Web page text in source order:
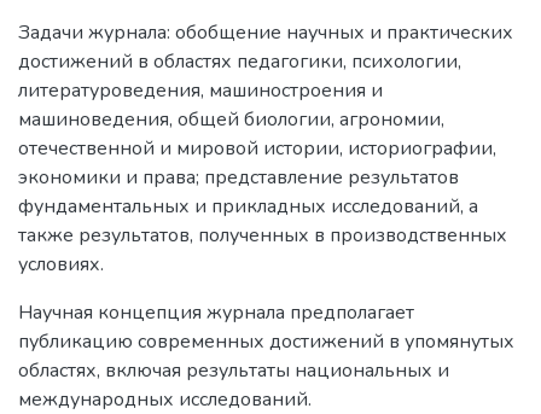
Задачи журнала: обобщение научных и практических
достижений в областях педагогики, психологии,
литературоведения, машиностроения и
машиноведения, общей биологии, агрономии,
отечественной и мировой истории, историографии,
экономики и права; представление результатов
фундаментальных и прикладных исследований, а
также результатов, полученных в производственных
условиях.
Научная концепция журнала предполагает
публикацию современных достижений в упомянутых
областях, включая результаты национальных и
международных исследований.